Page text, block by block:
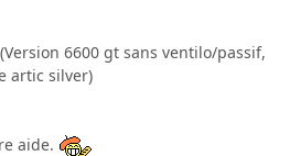
6600 gt sans ventilo/passif,
artic silver)
aide.